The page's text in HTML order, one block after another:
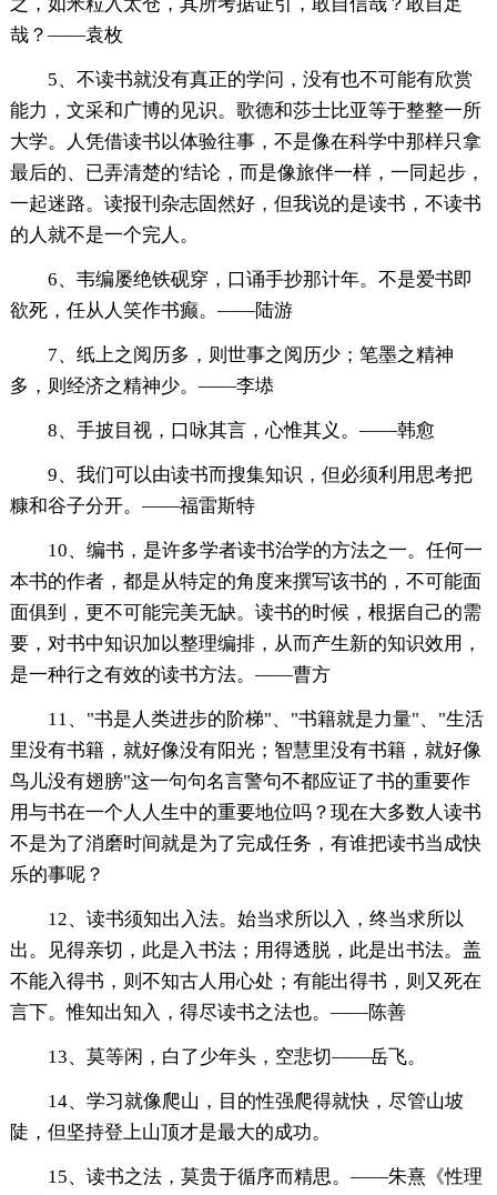
哉？——袁枚
5、不读书就没有真正的学问，没有也不可能有欣赏
能力，文采和广博的见识。歌德和莎士比亚等于整整一所
大学。人凭借读书以体验往事，不是像在科学中那样只拿
最后的、已弄清楚的'结论，而是像旅伴一样，一同起步，
一起迷路。读报刊杂志固然好，但我说的是读书，不读书
的人就不是一个完人。
6、韦编屡绝铁砚穿，口诵手抄那计年。不是爱书即
欲死，任从人笑作书癫。——陆游
7、纸上之阅历多，则世事之阅历少；笔墨之精神
多，则经济之精神少。——李塨
8、手披目视，口咏其言，心惟其义。——韩愈
9、我们可以由读书而搜集知识，但必须利用思考把
糠和谷子分开。——福雷斯特
10、编书，是许多学者读书治学的方法之一。任何一
本书的作者，都是从特定的角度来撰写该书的，不可能面
面俱到，更不可能完美无缺。读书的时候，根据自己的需
要，对书中知识加以整理编排，从而产生新的知识效用，
是一种行之有效的读书方法。——曹方
11、"书是人类进步的阶梯"、"书籍就是力量"、"生活
里没有书籍，就好像没有阳光；智慧里没有书籍，就好像
鸟儿没有翅膀"这一句句名言警句不都应证了书的重要作
用与书在一个人人生中的重要地位吗？现在大多数人读书
不是为了消磨时间就是为了完成任务，有谁把读书当成快
乐的事呢？
12、读书须知出入法。始当求所以入，终当求所以
出。见得亲切，此是入书法；用得透脱，此是出书法。盖
不能入得书，则不知古人用心处；有能出得书，则又死在
言下。惟知出知入，得尽读书之法也。——陈善
13、莫等闲，白了少年头，空悲切——岳飞。
14、学习就像爬山，目的性强爬得就快，尽管山坡
陡，但坚持登上山顶才是最大的成功。
15、读书之法，莫贵于循序而精思。——朱熹《性理